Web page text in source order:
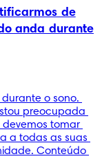
de
anda durante
o sono.
preocupada
tomar
a todas as suas
Conteúdo